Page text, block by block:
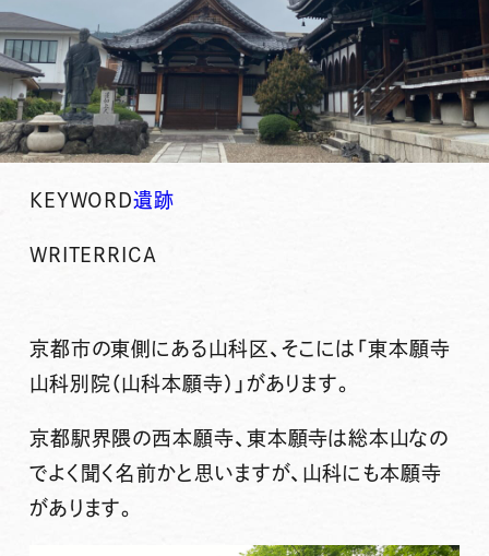
KEYWORD遺跡
WRITER RICA
京都市の東側にある山科区、そこには「東本願寺
山科別院（山科本願寺）」があります。
京都駅界隈の西本願寺、東本願寺は総本山なの
でよく聞く名前かと思いますが、山科にも本願寺
があります。